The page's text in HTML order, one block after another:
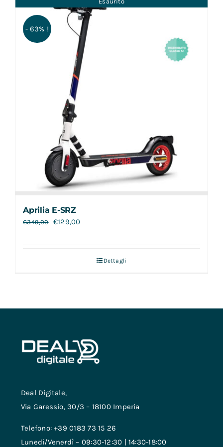
- 63% !
Aprilia E-SRZ
€349,00 €129,00
Dettagli
Deal Digitale,
Via Garessio, 30/3 – 18100 Imperia
Telefono: +39 0183 73 15 26
Lunedi/Venerdì – 09:30-12:30 | 14:30-18:00